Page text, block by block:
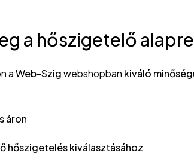
a hőszigetelő
aWeb-Szigwebshopban kiváló
áron
hőszigetelés kiválasztásához